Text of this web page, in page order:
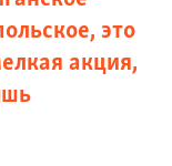
это
акция,